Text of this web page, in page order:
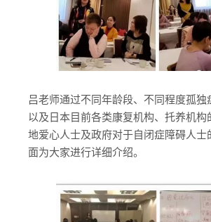
吕老师通过不同年龄段、不同程度孤独
以及日本目前各类康复机构、托养机构
地爱心人士及政府对于自闭症障碍人士
面为大家进行详细介绍。